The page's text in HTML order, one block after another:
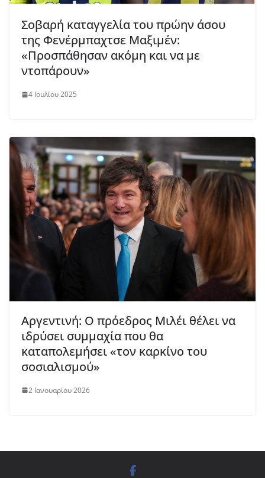
Σοβαρή καταγγελία του πρώην άσου
της Φενέρμπαχτσε Μαξιμέν:
«Προσπάθησαν ακόμη και να με
ντοπάρουν»
4 Ιουλίου 2025
Αργεντινή: Ο πρόεδρος Μιλέι θέλει να
ιδρύσει συμμαχία που θα
καταπολεμήσει «τον καρκίνο του
σοσιαλισμού»
2 Ιανουαρίου 2026